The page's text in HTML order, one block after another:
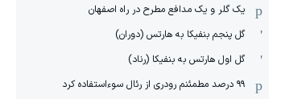
یک گلر و یک مدافع مطرح در راه اصفهان
گل پنجم بنفیکا به هارتس (دوران)
گل اول هارتس به بنفیکا (رناد)
۹۹ درصد مطمئنم رودری از رئال سوءاستفاده کرد